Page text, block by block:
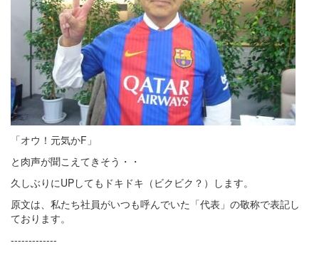
「オウ！元気かF」
と肉声が聞こえてきそう・・
久しぶりにUPしてもドキドキ（ビクビク？）します。
原文は、私たち社員がいつも呼んでいた「代表」の敬称で表記し
ております。
-------------